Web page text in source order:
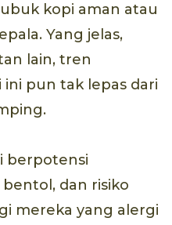
kopi aman atau
Yang jelas,
lain, tren
pun tak lepas dari
berpotensi
dan risiko
mereka yang alergi